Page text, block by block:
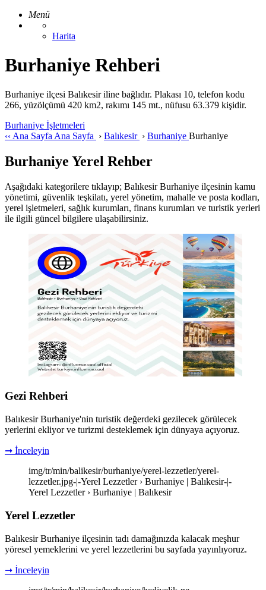
Menü
Harita
Burhaniye Rehberi
Burhaniye ilçesi Balıkesir iline bağlıdır. Plakası 10, telefon kodu
266, yüzölçümü 420 km2, rakımı 145 mt., nüfusu 63.379 kişidir.
Burhaniye İşletmeleri
‹‹ Ana Sayfa Ana Sayfa › Balıkesir › Burhaniye Burhaniye
Burhaniye Yerel Rehber
Aşağıdaki kategorilere tıklayıp; Balıkesir Burhaniye ilçesinin kamu
yönetimi, güvenlik teşkilatı, yerel yönetim, mahalle ve posta kodları,
yerel işletmeleri, sağlık kurumları, finans kurumları ve turistik yerleri
ile ilgili güncel bilgilere ulaşabilirsiniz.
Gezi Rehberi
Balıkesir Burhaniye'nin turistik değerdeki gezilecek görülecek
yerlerini ekliyor ve turizmi desteklemek için dünyaya açıyoruz.
➞ İnceleyin
img/tr/min/balikesir/burhaniye/yerel-lezzetler/yerel-
lezzetler.jpg-|-Yerel Lezzetler › Burhaniye | Balıkesir-|-
Yerel Lezzetler › Burhaniye | Balıkesir
Yerel Lezzetler
Balıkesir Burhaniye ilçesinin tadı damağınızda kalacak meşhur
yöresel yemeklerini ve yerel lezzetlerini bu sayfada yayınlıyoruz.
➞ İnceleyin